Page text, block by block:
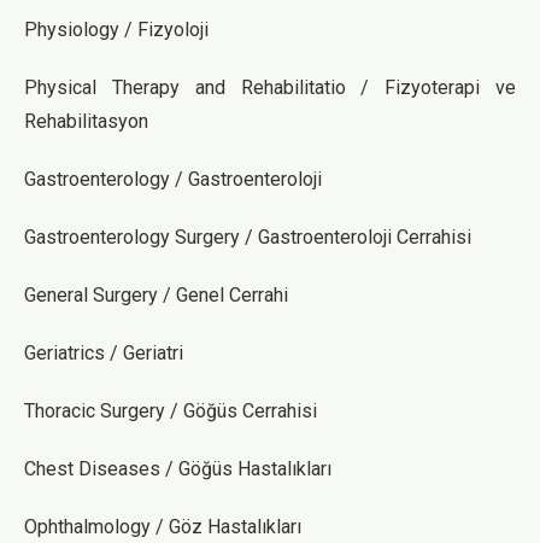
Physiology / Fizyoloji
Physical Therapy and Rehabilitatio / Fizyoterapi ve
Rehabilitasyon
Gastroenterology / Gastroenteroloji
Gastroenterology Surgery / Gastroenteroloji Cerrahisi
General Surgery / Genel Cerrahi
Geriatrics / Geriatri
Thoracic Surgery / Göğüs Cerrahisi
Chest Diseases / Göğüs Hastalıkları
Ophthalmology / Göz Hastalıkları